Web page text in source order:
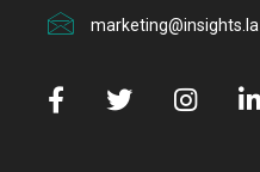
marketing@insights.la